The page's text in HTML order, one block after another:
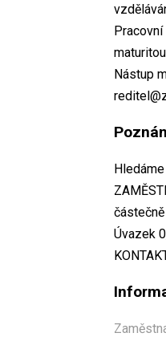
Nástup
Úvazek